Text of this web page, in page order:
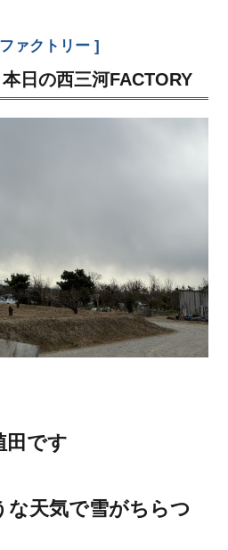
ァクトリー
の西三河FACTORY
田です
な天気で雪がちらつ